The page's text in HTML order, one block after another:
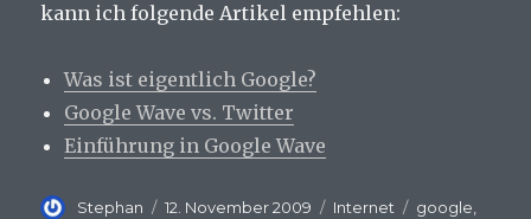
kann ich folgende Artikel empfehlen:
Was ist eigentlich Google?
Google Wave vs. Twitter
Einführung in Google Wave
Autor
Stephan
Veröffentlicht
12. November 2009 Kategorien
Internet Schlagwörter
google